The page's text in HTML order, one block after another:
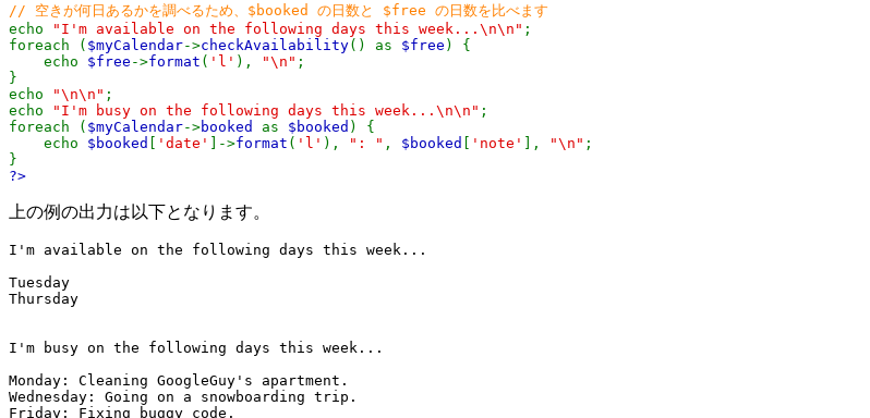
// 空きが何日あるかを調べるため、$booked の日数と $free の日数を比べます
echo
"I'm available on the following days this week...\n\n" ;
foreach ( $myCalendar->checkAvailability() as $free ) {
echo $free ->format ( 'l' ), "\n" ;
}
echo
"\n\n" ;
echo
"I'm busy on the following days this week...\n\n" ;
foreach ( $myCalendar->booked as $booked ) {
echo $booked [ 'date' ]->format ( 'l' ), ": " , $booked [ 'note' ], "\n" ;
}
?>
上の例の出力は以下となります。
I'm available on the following days this week...
Tuesday
Thursday
I'm busy on the following days this week...
Monday: Cleaning GoogleGuy's apartment.
Wednesday: Going on a snowboarding trip.